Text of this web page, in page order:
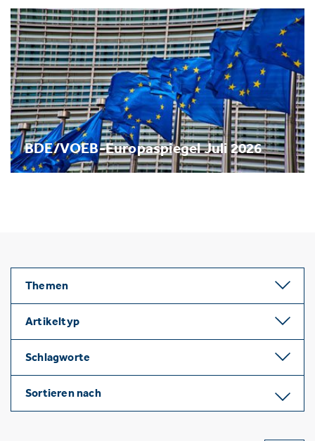
BDE/VOEB-Europaspiegel Juli 2026
Themen
Artikeltyp
Schlagworte
Sortieren nach